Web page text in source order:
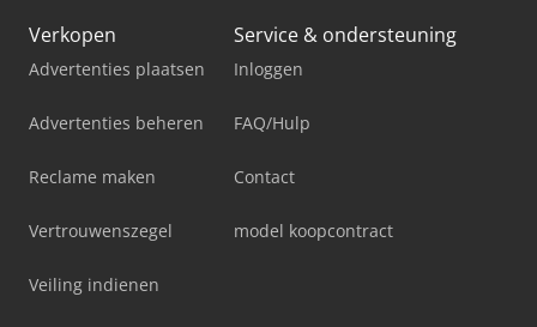
Verkopen
Advertenties plaatsen
Advertenties beheren
Reclame maken
Vertrouwenszegel
Veiling indienen
Service & ondersteuning
Inloggen
FAQ/Hulp
Contact
model koopcontract